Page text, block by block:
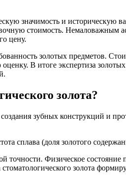
значимость и историческую
стоимость. Немаловажным
цену.
золотых предметов.
оценку. В итоге экспертиза
золота?
зубных конструкций и
сплава (доля золотого
точности. Физическое
золота